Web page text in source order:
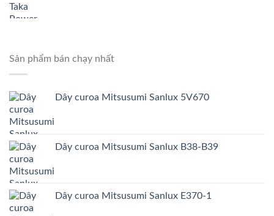
Sản phẩm bán chạy nhất
Dây curoa Mitsusumi Sanlux 5V670
Dây curoa Mitsusumi Sanlux B38-B39
Dây curoa Mitsusumi Sanlux E370-1